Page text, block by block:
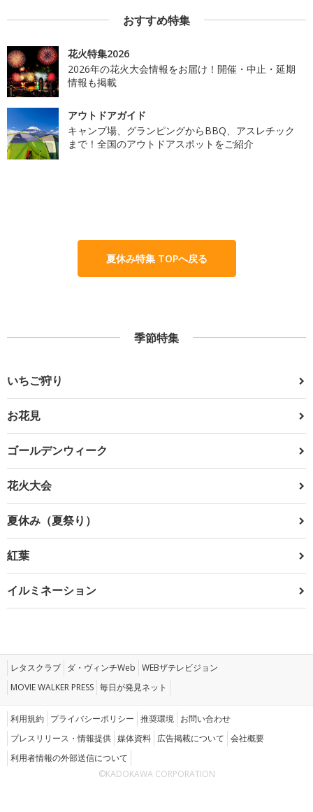
おすすめ特集
花火特集2026
2026年の花火大会情報をお届け！開催・中止・延期
情報も掲載
アウトドアガイド
キャンプ場、グランピングからBBQ、アスレチック
まで！全国のアウトドアスポットをご紹介
夏休み特集 TOPへ戻る
季節特集
いちご狩り
お花見
ゴールデンウィーク
花火大会
夏休み（夏祭り）
紅葉
イルミネーション
レタスクラブ ダ・ヴィンチWeb WEBザテレビジョン
MOVIE WALKER PRESS 毎日が発見ネット
利用規約 プライバシーポリシー 推奨環境 お問い合わせ
プレスリリース・情報提供 媒体資料 広告掲載について 会社概要
利用者情報の外部送信について
©KADOKAWA CORPORATION